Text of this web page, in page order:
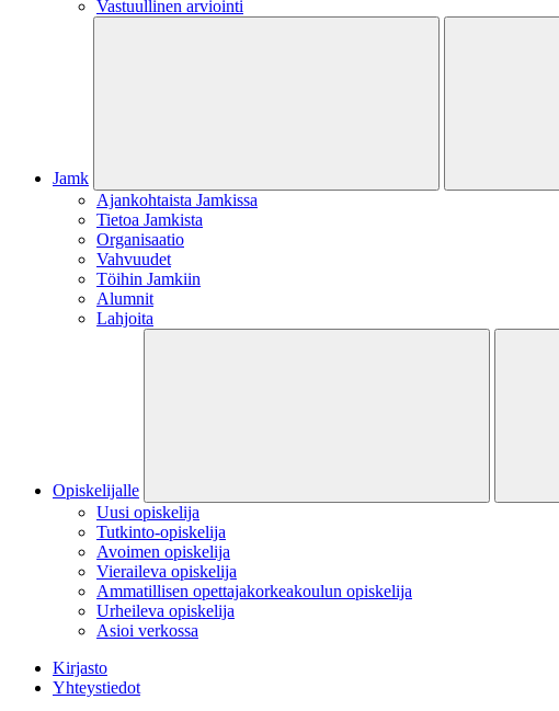
Vastuullinen arviointi
Jamk
Ajankohtaista Jamkissa
Tietoa Jamkista
Organisaatio
Vahvuudet
Töihin Jamkiin
Alumnit
Lahjoita
Opiskelijalle
Uusi opiskelija
Tutkinto-opiskelija
Avoimen opiskelija
Vieraileva opiskelija
Ammatillisen opettajakorkeakoulun opiskelija
Urheileva opiskelija
Asioi verkossa
Kirjasto
Yhteystiedot